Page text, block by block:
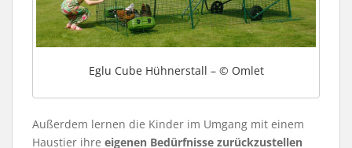
Eglu Cube Hühnerstall – © Omlet
Außerdem lernen die Kinder im Umgang mit einem
Haustier ihre eigenen Bedürfnisse zurückzustellen